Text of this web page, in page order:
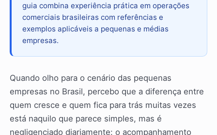
guia combina experiência prática em operações
comerciais brasileiras com referências e
exemplos aplicáveis a pequenas e médias
empresas.
Quando olho para o cenário das pequenas
empresas no Brasil, percebo que a diferença entre
quem cresce e quem fica para trás muitas vezes
está naquilo que parece simples, mas é
negligenciado diariamente: o acompanhamento